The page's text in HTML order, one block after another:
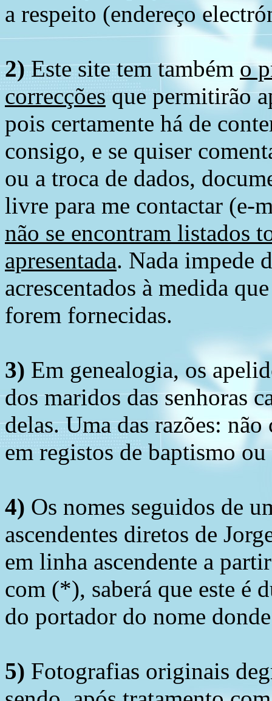
a respeito (endereço
2)Este site tem também o
correcções que permitirão
pois certamente há de
consigo, e se quiser
ou a troca de dados,
livre para me contactar (e-
não se encontram listados
apresentada. Nada impede
acrescentados à medida
forem fornecidas.
3) Em genealogia, os
dos maridos das senhoras
delas. Uma das razões:
em registos de baptismo
4) Os nomes seguidos de
ascendentes diretos de
em linha ascendente a
com (*), saberá que este é
do portador do nome
5) Fotografias originais